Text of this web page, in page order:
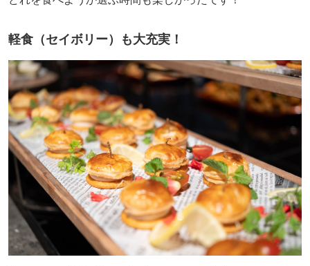
軽食（セイボリー）も大充実！